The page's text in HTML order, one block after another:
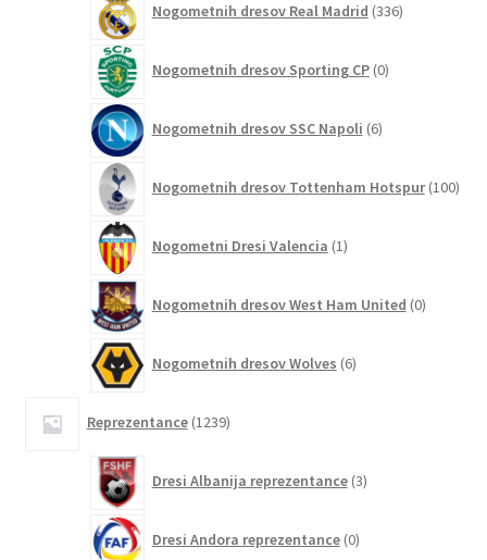
Nogometnih dresov Real Madrid 336izdelkov
Nogometnih dresov Sporting CP 0izdelkov
Nogometnih dresov SSC Napoli 6izdelkov
Nogometnih dresov Tottenham Hotspur 100
Nogometni Dresi Valencia 1izdelek
Nogometnih dresov West Ham United 0izdelkov
Nogometnih dresov Wolves 6izdelkov
Reprezentance 1239izdelkov
Dresi Albanija reprezentance 3izdelki
Dresi Andora reprezentance 0izdelkov